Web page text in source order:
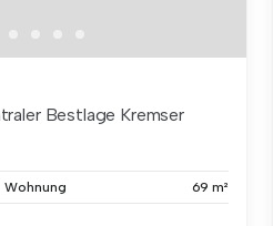
Bestlage Kremser
Wohnung 69 m²